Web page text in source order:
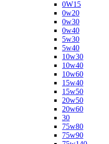
0W15
0w20
0w30
0w40
5w30
5w40
10w30
10w40
10w60
15w40
15w50
20w50
20w60
30
75w80
75w90